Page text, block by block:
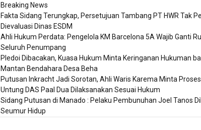
Breaking News
Fakta Sidang Terungkap, Persetujuan Tambang PT HWR Tak
Dievaluasi Dinas ESDM
Ahli Hukum Perdata: Pengelola KM Barcelona 5A Wajib Ganti
Seluruh Penumpang
Pledoi Dibacakan, Kuasa Hukum Minta Keringanan Hukuman
Mantan Bendahara Desa Beha
Putusan Inkracht Jadi Sorotan, Ahli Waris Karema Minta
Untung DAS Paal Dua Dilaksanakan Sesuai Hukum
Sidang Putusan di Manado : Pelaku Pembunuhan Joel Tanos
Seumur Hidup